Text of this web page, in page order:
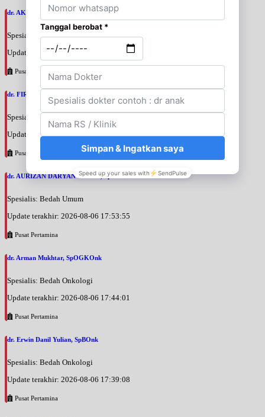
dr. AKBARI WAHYUDI KUSUMAH, SpU
Spesialis: Bedah Urologi
Update terakhir: 2026-08-06 18:38:38
Pusat Pertamina
dr. FIRTANTYO ADI SYAHPUTRA, SpU
Spesialis: Bedah Urologi
Update terakhir: 2026-08-06 18:29:29
Pusat Pertamina
dr. AURIZAN DARYAN KARIM, SpB
Spesialis: Bedah Umum
Update terakhir: 2026-08-06 17:53:55
Pusat Pertamina
dr. Arman Mukhtar, SpOGKOnk
Spesialis: Bedah Onkologi
Update terakhir: 2026-08-06 17:44:01
Pusat Pertamina
dr. Erwin Danil Yulian, SpBOnk
Spesialis: Bedah Onkologi
Update terakhir: 2026-08-06 17:39:08
Pusat Pertamina